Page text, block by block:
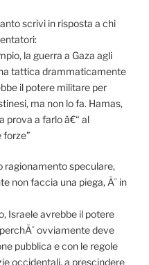
scrivi in risposta a chi
la guerra a Gaza agli
tattica drammaticamente
il potere militare per
ma non lo fa. Hamas,
prova a farlo â€“ al
forze”
ragionamento speculare,
non faccia una piega, Ã¨ in
Israele avrebbe il potere
ovviamente deve
pubblica e con le regole
occidentali, a prescindere